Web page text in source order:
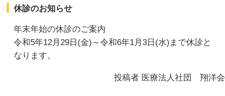
休診のお知らせ
年末年始の休診のご案内
令和5年12月29日(金)～令和6年1月3日(水)まで休診と
なります。
投稿者 医療法人社団 翔洋会